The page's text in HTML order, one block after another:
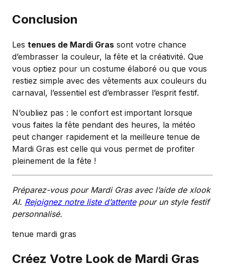
Conclusion
Les tenues de Mardi Gras sont votre chance
d’embrasser la couleur, la fête et la créativité. Que
vous optiez pour un costume élaboré ou que vous
restiez simple avec des vêtements aux couleurs du
carnaval, l’essentiel est d’embrasser l’esprit festif.
N’oubliez pas : le confort est important lorsque
vous faites la fête pendant des heures, la météo
peut changer rapidement et la meilleure tenue de
Mardi Gras est celle qui vous permet de profiter
pleinement de la fête !
Préparez-vous pour Mardi Gras avec l’aide de xlook
AI. Rejoignez notre liste d’attentepour un style festif
personnalisé.
tenue mardi gras
Créez Votre Look de Mardi Gras